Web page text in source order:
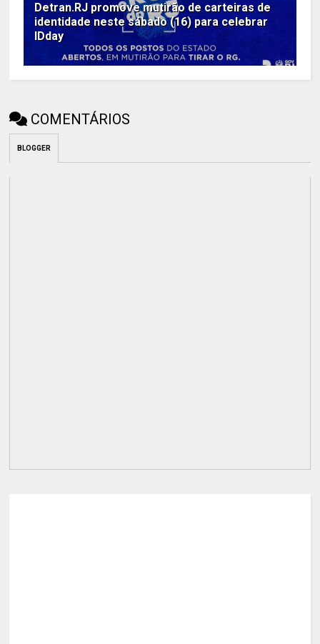
Detran.RJ promove mutirão de carteiras de
identidade neste sábado (16) para celebrar
IDday
COMENTÁRIOS
BLOGGER